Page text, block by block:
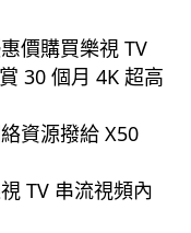
價購買樂視 TV
30 個月 4K 超高
資源撥給 X50
TV 串流視頻內